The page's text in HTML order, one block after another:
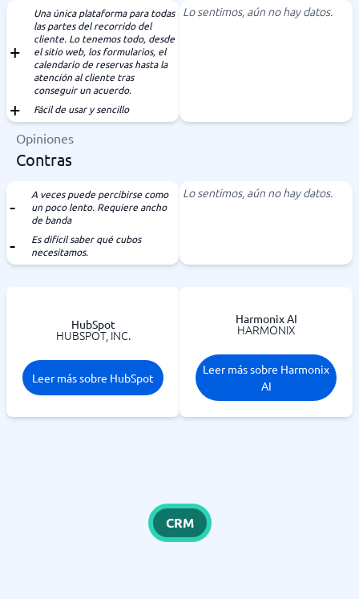
Una única plataforma para todas
las partes del recorrido del
cliente. Lo tenemos todo, desde
el sitio web, los formularios, el
calendario de reservas hasta la
atención al cliente tras
conseguir un acuerdo.
Fácil de usar y sencillo
Lo sentimos, aún no hay datos.
Opiniones
Contras
A veces puede percibirse como
un poco lento. Requiere ancho
de banda
Es difícil saber qué cubos
necesitamos.
Lo sentimos, aún no hay datos.
HubSpot
HUBSPOT, INC.
Leer más sobre HubSpot
Harmonix AI
HARMONIX
Leer más sobre Harmonix
AI
CRM